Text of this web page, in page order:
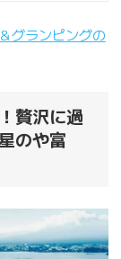
グランピングの
贅沢に過
のや富